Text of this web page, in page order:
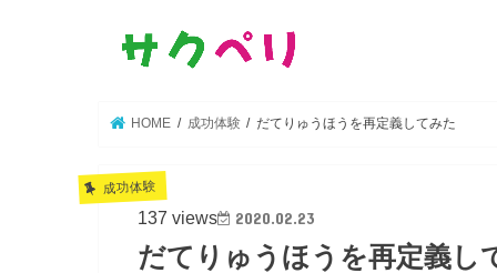
HOME 成功体験 だてりゅうほうを再定義してみた
成功体験
137 views 2020.02.23
だてりゅうほうを再定義し